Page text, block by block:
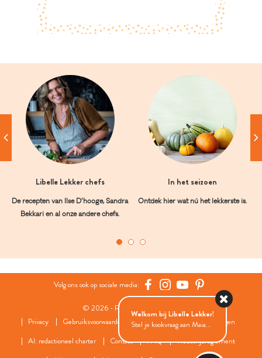
Libelle Lekker chefs
De recepten van Ilse D’hooge, Sandra
Bekkari en al onze andere chefs.
In het seizoen
Ontdek hier wat nú het lekkerste is.
Volg ons ook op sociale media:
© 2026 - Roularta Media Group
Privacy
Gebruiksvoorwaarden Cookies
Cookies instellingen
AI: redactioneel charter
Contact FAQ
Wedstrijdreglement
Welkom bij Libelle Lekker!
Stel je kookvraag aan Maia...